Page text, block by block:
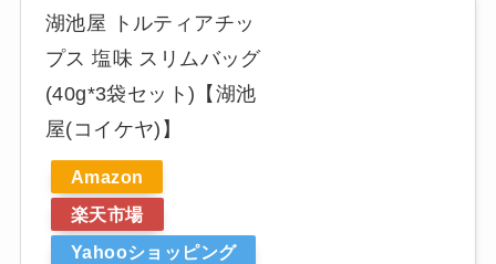
湖池屋 トルティアチッ
プス 塩味 スリムバッグ
(40g*3袋セット)【湖池
屋(コイケヤ)】
Amazon
楽天市場
Yahooショッピング